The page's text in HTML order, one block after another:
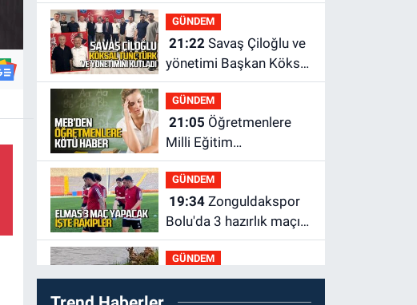
GÜNDEM
21:22Savaş Çiloğlu ve
yönetimi Başkan Köksal
Tunçtürk’ü kutladı
GÜNDEM
21:05
Milli Eğitim
Bakanlığı'ndan kötü
haber
GÜNDEM
19:34Zonguldakspor
Bolu'da 3 hazırlık maçı
oynayacak... İşte
rakipler...
GÜNDEM
19:27Çaycuma
ırmağında görüldü: